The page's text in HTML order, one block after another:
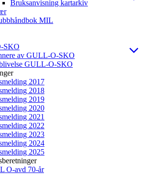
Bruksanvisning kartarkiv
MIL
SKO
av GULL-O-SKO
GULL-O-SKO
2017
2018
2019
2020
2021
2022
2023
2024
2025
O-avd 70-år